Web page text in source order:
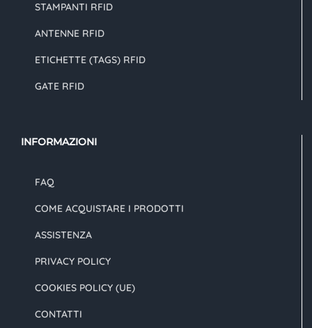
STAMPANTI RFID
ANTENNE RFID
ETICHETTE (TAGS) RFID
GATE RFID
INFORMAZIONI
FAQ
COME ACQUISTARE I PRODOTTI
ASSISTENZA
PRIVACY POLICY
COOKIES POLICY (UE)
CONTATTI